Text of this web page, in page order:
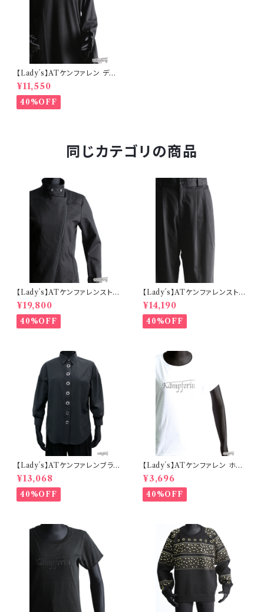
【Lady´s】ATケンファレン デコ
スリーブTEE
¥11,550
40%OFF
同じカテゴリの商品
【Lady´s】ATケンファレンストレ
ッチバイカージャケット
¥19,800
40%OFF
【Lady´s】ATケンファレンストレ
ッチウーマンパンツ
¥14,190
40%OFF
【Lady´s】ATケンファレンブラウ
ス
¥13,068
40%OFF
【Lady´s】ATケンファレン ホット
フィットTシャツ
¥3,696
40%OFF